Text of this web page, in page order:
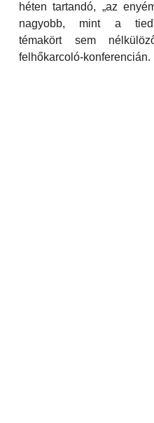
héten tartandó, „az
nagyobb, mint a
témakört sem
felhőkarcoló-konferencián.